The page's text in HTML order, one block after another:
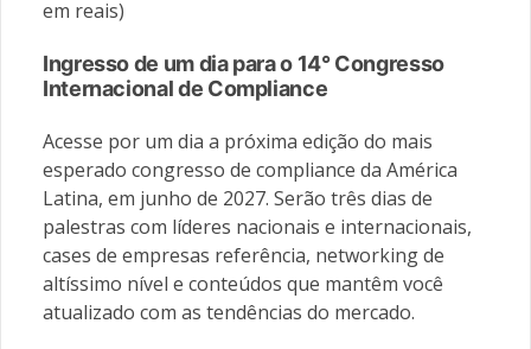
em reais)
Ingresso de um dia para o 14° Congresso
Internacional de Compliance
Acesse por um dia a próxima edição do mais
esperado congresso de compliance da América
Latina, em junho de 2027. Serão três dias de
palestras com líderes nacionais e internacionais,
cases de empresas referência, networking de
altíssimo nível e conteúdos que mantêm você
atualizado com as tendências do mercado.